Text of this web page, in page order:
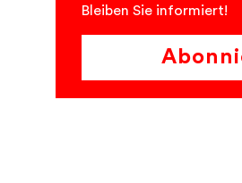
Bleiben Sie informiert!